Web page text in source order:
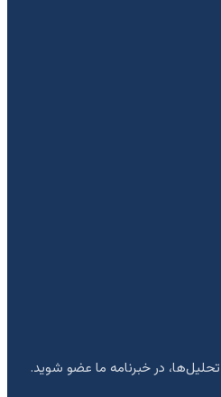
در خبرنامه ما عضو شوید.